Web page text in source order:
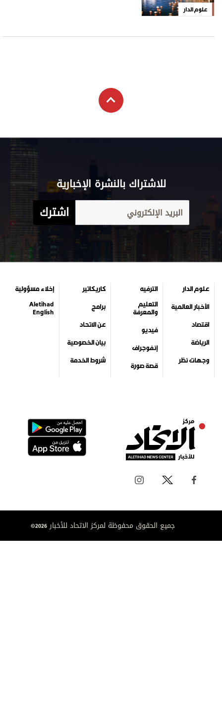
علوم الدار
للاشتراك بالنشرة الإخبارية
اشترك
علوم الدار
الأخبار العالمية
اقتصاد
الرياضة
وجهات نظر
الترفيه
التعليم
والمعرفة
فيديو
إنفوجراف
قصة صورة
كاريكاتير
برامج
عن الاتحاد
بيان الخصوصية
شروط الخدمة
إخلاء مسؤولية
Aletihad
English
جميع الحقوق محفوظة لمركز الاتحاد للأخبار 2026©